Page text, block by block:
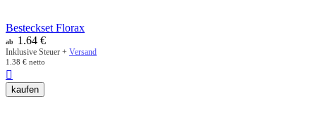
Besteckset Florax
ab 1.64 €
Inklusive Steuer + Versand
1.38 € netto

kaufen